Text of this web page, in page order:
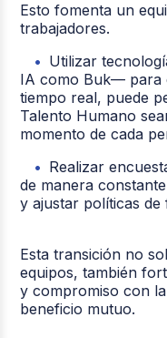
Esto fomenta un
trabajadores.
Utilizar
IA como Buk— para
tiempo real, puede
Talento Humano
momento de cada
Realizar
de manera
y ajustar políticas de
Esta transición no
equipos, también
y compromiso con
beneficio mutuo.